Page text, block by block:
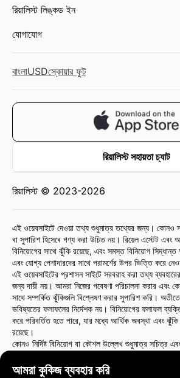
আমরা কুকিজ ব্যবহার করি
রিয়ালিস্ট লিঙ্কড ইন
যোগাযোগ
বাংলাUSDস্কোয়ার ফুট
রিয়ালিস্ট সহায়তা চ্যাট
রিয়ালিস্ট © 2023-2026
এই ওয়েবসাইটে দেওয়া তথ্য শুধুমাত্র তথ্যের জন্য। কোনও
বা সুপারিশ হিসেবে গণ্য করা উচিত নয়। রিয়েল এস্টেট এবং
বিনিয়োগের সাথে ঝুঁকি রয়েছে, এবং সমস্ত বিনিয়োগ সিদ্ধান্ত
এবং যোগ্য পেশাদারদের সাথে পরামর্শের উপর ভিত্তি করে
এই ওয়েবসাইটের প্রশাসন সাইটে সরবরাহ করা তথ্য
জন্য দায়ী নয়। আমরা নিজের গবেষণা পরিচালনা করার এবং
সাথে সম্পর্কিত ঝুঁকিগুলি বিশ্লেষণ করার সুপারিশ করি।
ভবিষ্যতের ফলাফলের নির্দেশক নয়। বিনিয়োগের ফলাফল
করে পরিবর্তিত হতে পারে, যার মধ্যে আর্থিক অবস্থা এবং
রয়েছে।
কোনও নির্দিষ্ট বিনিয়োগ বা কৌশল উল্লেখ শুধুমাত্র সচিত্র
প্রতিফলিত করে না।